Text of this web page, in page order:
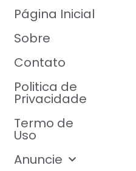
Página Inicial
Sobre
Contato
Politica de
Privacidade
Termo de
Uso
Anuncie